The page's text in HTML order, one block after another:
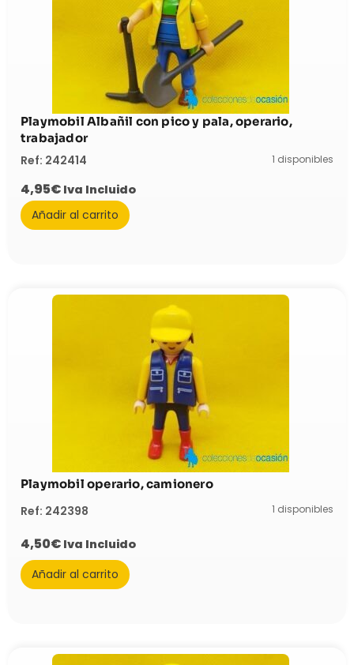
Playmobil Albañil con pico y pala, operario,
trabajador
Ref: 242414 1 disponibles
4,95€ Iva Incluido
Añadir al carrito
Playmobil operario, camionero
Ref: 242398 1 disponibles
4,50€ Iva Incluido
Añadir al carrito